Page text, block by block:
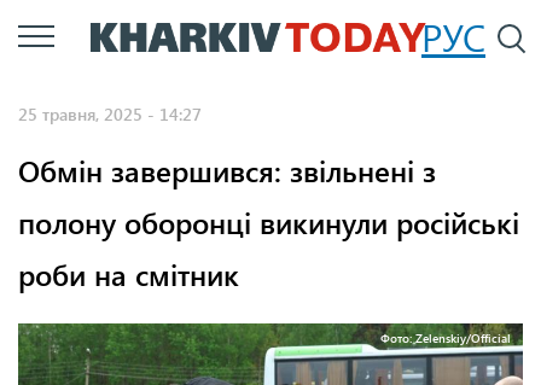
Перейти
до
РУС
25 травня, 2025 - 14:27
Обмін завершився: звільнені з
полону оборонці викинули російські
роби на смітник
Фото: Zelenskiy/Official